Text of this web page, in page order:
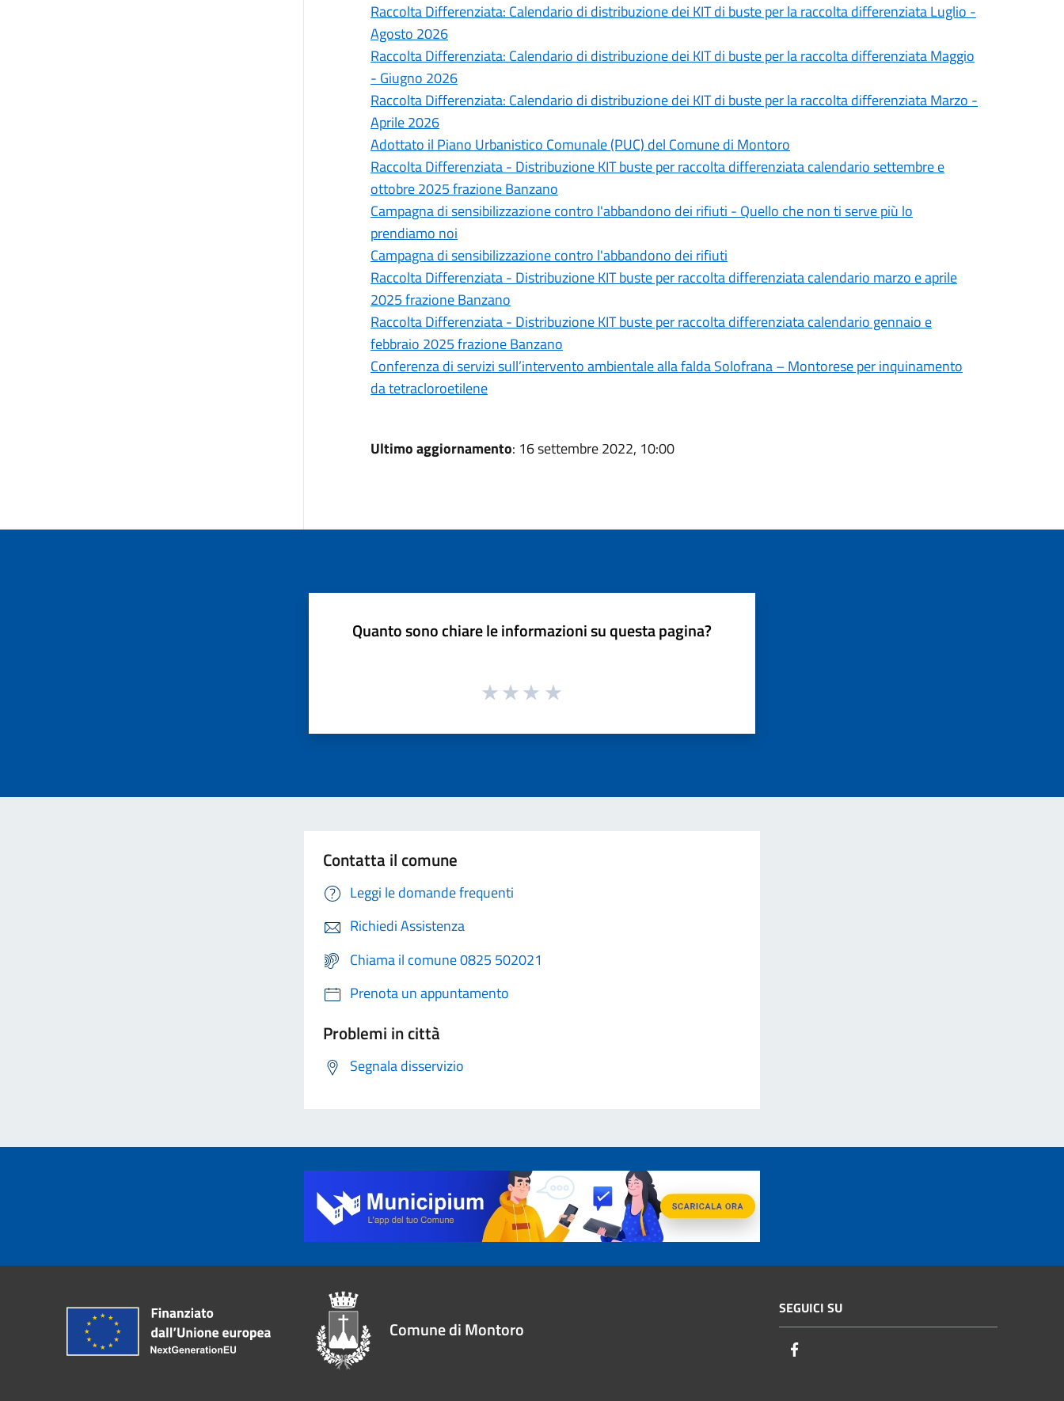
Raccolta Differenziata: Calendario di distribuzione dei KIT di buste per la raccolta differenziata Luglio -
Agosto 2026
Raccolta Differenziata: Calendario di distribuzione dei KIT di buste per la raccolta differenziata Maggio
- Giugno 2026
Raccolta Differenziata: Calendario di distribuzione dei KIT di buste per la raccolta differenziata Marzo -
Aprile 2026
Adottato il Piano Urbanistico Comunale (PUC) del Comune di Montoro
Raccolta Differenziata - Distribuzione KIT buste per raccolta differenziata calendario settembre e
ottobre 2025 frazione Banzano
Campagna di sensibilizzazione contro l'abbandono dei rifiuti - Quello che non ti serve più lo
prendiamo noi
Campagna di sensibilizzazione contro l'abbandono dei rifiuti
Raccolta Differenziata - Distribuzione KIT buste per raccolta differenziata calendario marzo e aprile
2025 frazione Banzano
Raccolta Differenziata - Distribuzione KIT buste per raccolta differenziata calendario gennaio e
febbraio 2025 frazione Banzano
Conferenza di servizi sull’intervento ambientale alla falda Solofrana – Montorese per inquinamento
da tetracloroetilene
Ultimo aggiornamento: 16 settembre 2022, 10:00
Quanto sono chiare le informazioni su questa pagina?
Contatta il comune
Leggi le domande frequenti
Richiedi Assistenza
Chiama il comune 0825 502021
Prenota un appuntamento
Problemi in città
Segnala disservizio
Comune di Montoro
SEGUICI SU